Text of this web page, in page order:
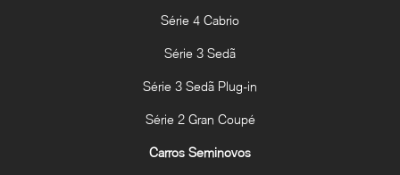
Série 4 Cabrio
Série 3 Sedã
Série 3 Sedã Plug-in
Série 2 Gran Coupé
Carros Seminovos